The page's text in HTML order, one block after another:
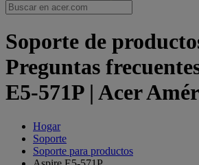
Soporte de
Preguntas
E5-571P | Acer
Hogar
Soporte
Soporte para productos